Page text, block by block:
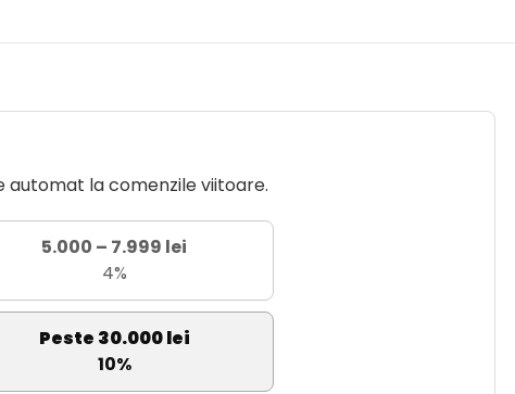
la comenzile viitoare.
5.000 – 7.999 lei
4%
Peste 30.000 lei
10%